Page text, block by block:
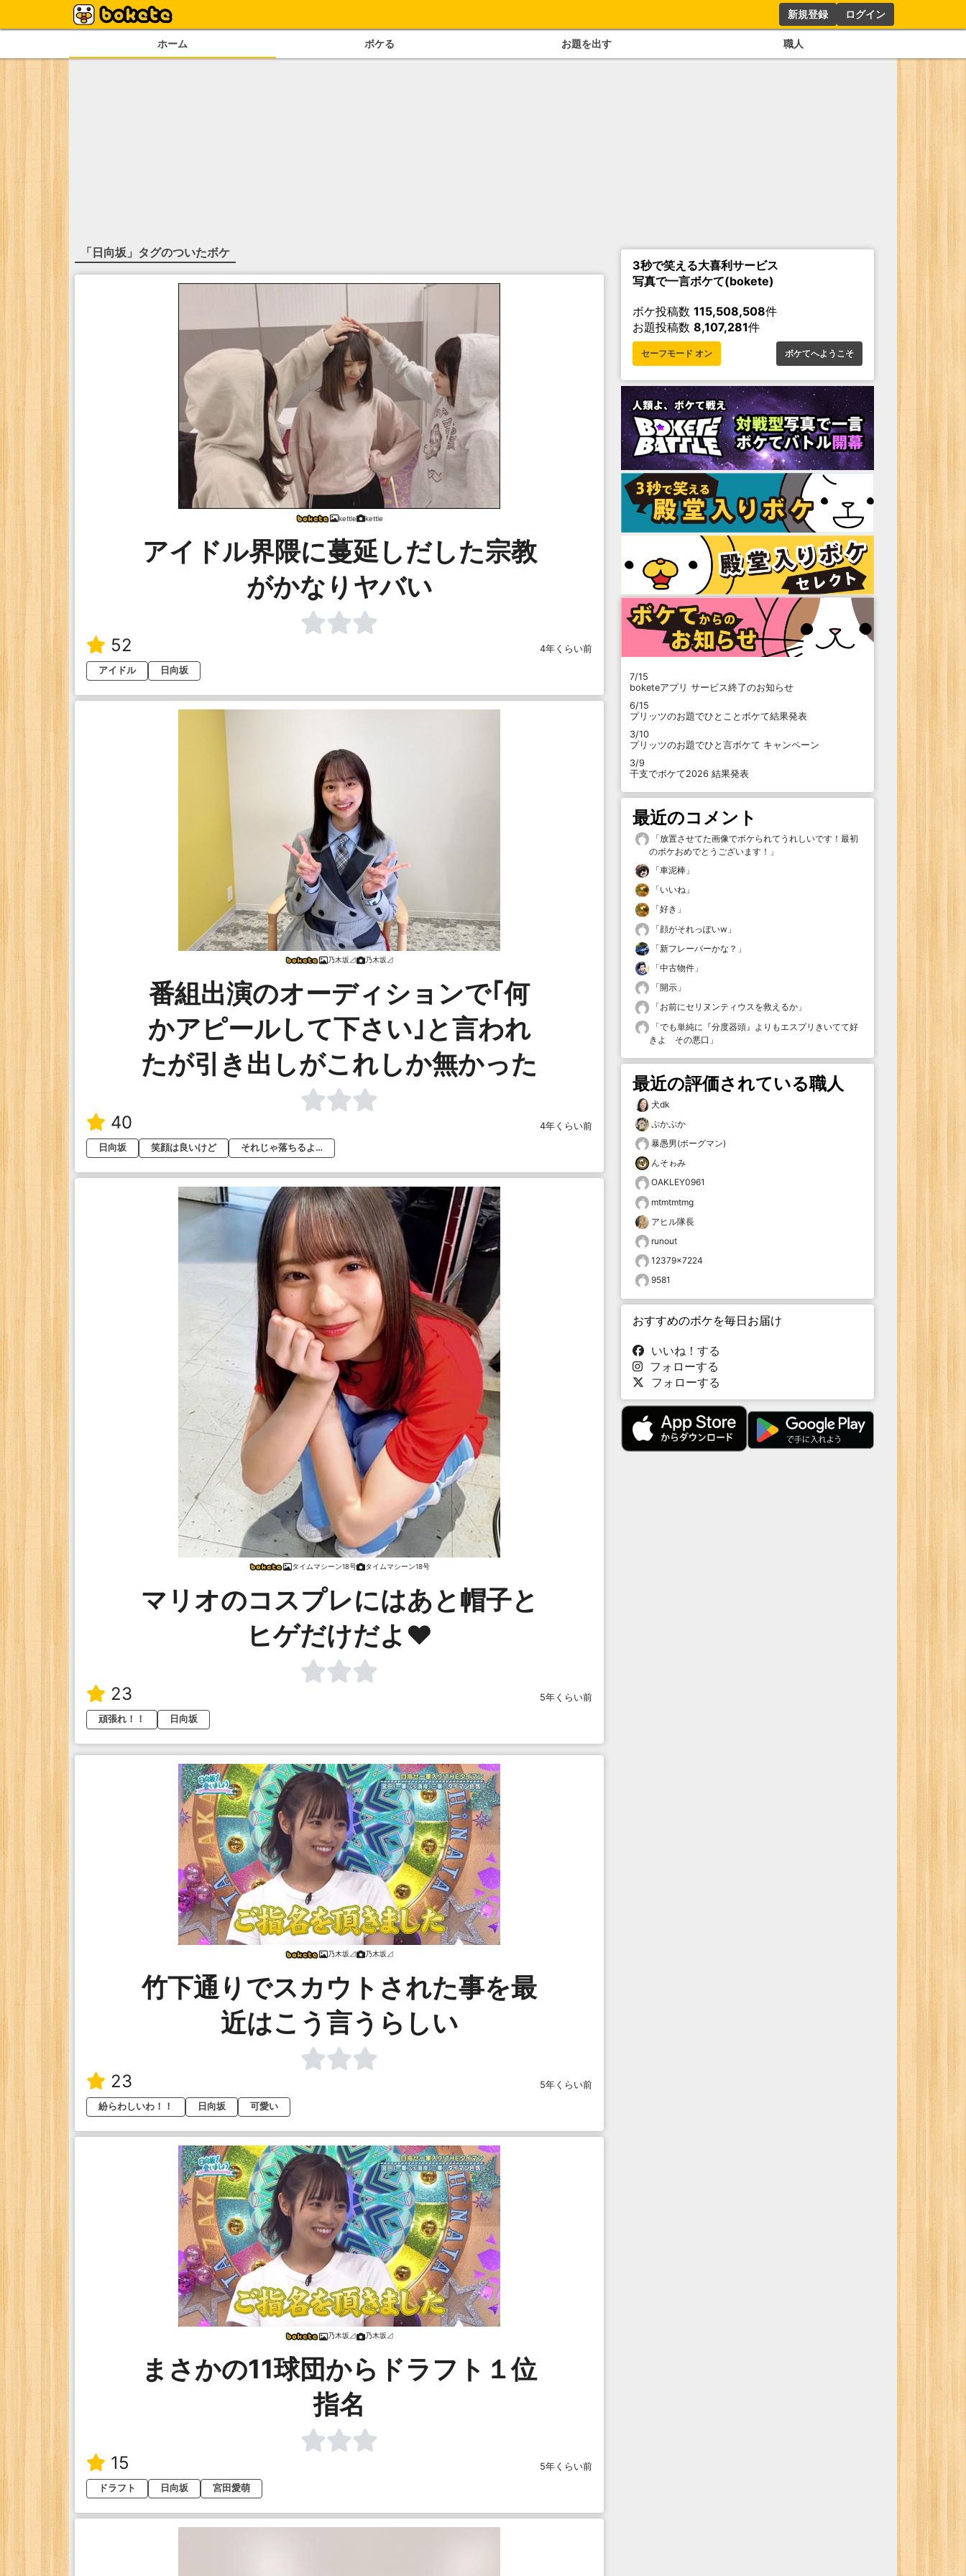
新規登録 ログイン
ホーム ボケる お題を出す 職人
「日向坂 」タグのついたボケ
kettle kettle
アイドル界隈に蔓延しだした宗教
がかなりヤバい
52
4年くらい前
アイドル
日向坂
乃木坂⊿ 乃木坂⊿
番組出演のオーディションで｢何
かアピールして下さい｣と言われ
たが引き出しがこれしか無かった
40
4年くらい前
日向坂
笑顔は良いけど それじゃ落ちるよ…
タイムマシーン18号 タイムマシーン18号
マリオのコスプレにはあと帽子と
ヒゲだけだよ♥️
23
5年くらい前
頑張れ！！
日向坂
乃木坂⊿ 乃木坂⊿
竹下通りでスカウトされた事を最
近はこう言うらしい
23
5年くらい前
紛らわしいわ！！
日向坂 可愛い
乃木坂⊿ 乃木坂⊿
まさかの11球団からドラフト１位
指名
15
5年くらい前
ドラフト
日向坂 宮田愛萌
3秒で笑える大喜利サービス
写真で一言ボケて(bokete)
ボケ投稿数 115,508,508件
お題投稿数 8,107,281件
セーフモード オン ボケてへようこそ
7/15
boketeアプリ サービス終了のお知らせ
6/15
プリッツのお題でひとことボケて結果発表
3/10
プリッツのお題でひと言ボケて キャンペーン
3/9
干支でボケて2026 結果発表
最近のコメント
「放置させてた画像でボケられてうれしいです！最初
のボケおめでとうございます！ 」
「車泥棒 」
「いいね 」
「好き 」
「顔がそれっぽいw 」
「新フレーバーかな？ 」
「中古物件 」
「開示 」
「お前にセリヌンティウスを救えるか 」
「でも単純に『分度器頭』よりもエスプリきいてて好
きよ その悪口 」
最近の評価されている職人
犬dk
ぷかぷか
暴愚男(ボーグマン)
んそゎみ
OAKLEY0961
mtmtmtmg
アヒル隊長
runout
12379×7224
9581
おすすめのボケを毎日お届け
いいね！する
フォローする
フォローする